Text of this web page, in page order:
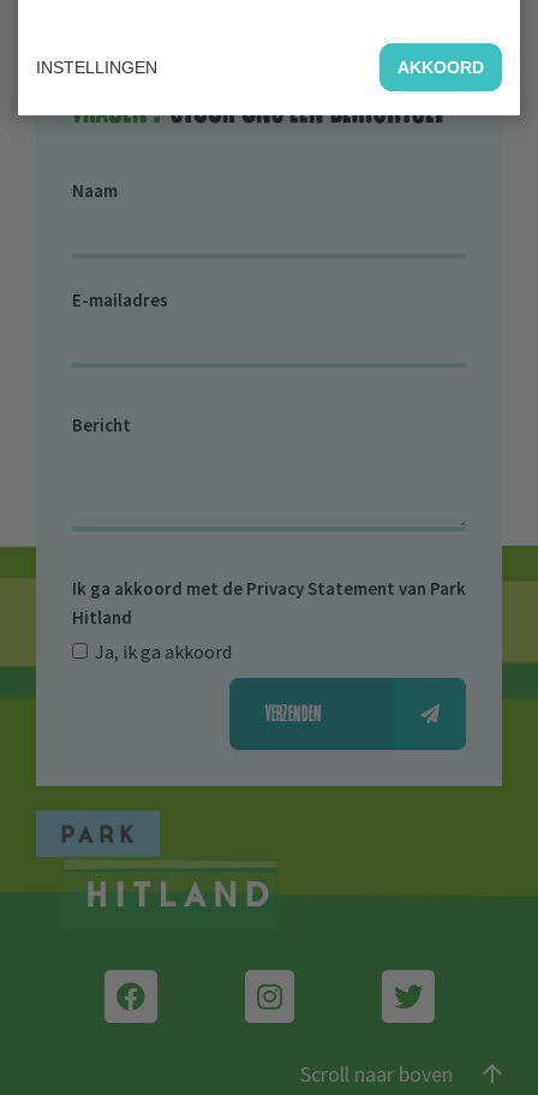
INSTELLINGEN AKKOORD
Vragen?stuur ons een berichtje.
Naam
E-mailadres
Bericht
Ik ga akkoord met de Privacy Statement van Park
Hitland
Ja, ik ga akkoord
VERZENDEN
Scroll naar boven